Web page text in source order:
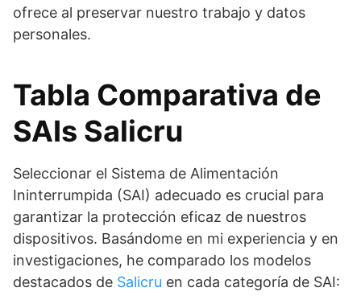
ofrece al preservar nuestro trabajo y datos
personales.
Tabla Comparativa de
SAIs Salicru
Seleccionar el Sistema de Alimentación
Ininterrumpida (SAI) adecuado es crucial para
garantizar la protección eficaz de nuestros
dispositivos. Basándome en mi experiencia y en
investigaciones, he comparado los modelos
destacados de Salicru en cada categoría de SAI: